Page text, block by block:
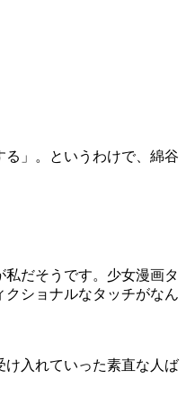
」。というわけで、綿谷
だそうです。少女漫画タ
ショナルなタッチがなん
け入れていった素直な人ば